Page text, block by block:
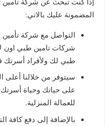
المضمونة عليك بالاتي:
التواصل مع شركة
شركات تامين طبي اون
طبي لك ولأفراد أسرتك
سيتوفر من خلالنا
على حياتك وحياة
للعمالة المنزلية.
بالإضافة إلى دفع كافة